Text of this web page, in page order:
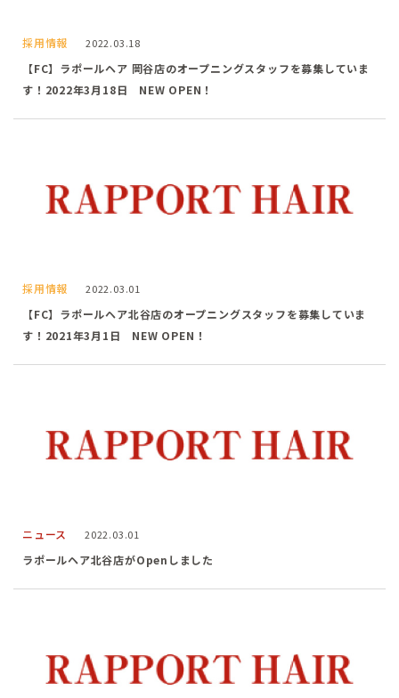
採用情報 2022.03.18
【FC】ラポールヘア 岡谷店のオープニングスタッフを募集していま
す！2022年3月18日 NEW OPEN！
採用情報 2022.03.01
【FC】ラポールヘア北谷店のオープニングスタッフを募集していま
す！2021年3月1日 NEW OPEN！
ニュース 2022.03.01
ラポールヘア北谷店がOpenしました